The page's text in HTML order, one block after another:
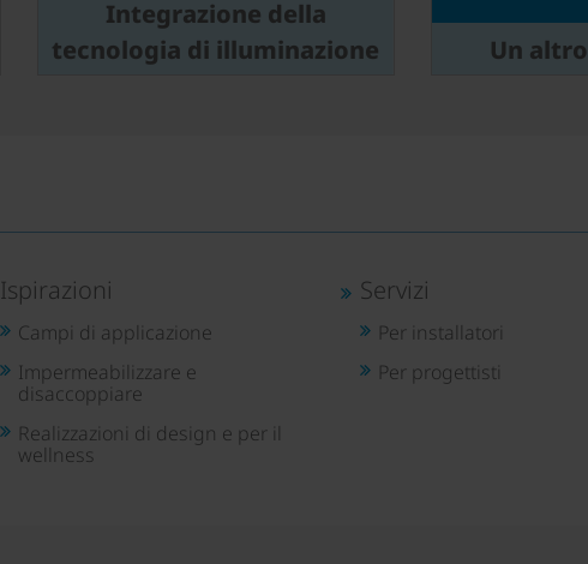
Integrazione della
tecnologia di illuminazione
Un
Ispirazioni
Campi di applicazione
Impermeabilizzare e
disaccoppiare
Realizzazioni di design e per il
wellness
Servizi
Per installatori
Per progettisti